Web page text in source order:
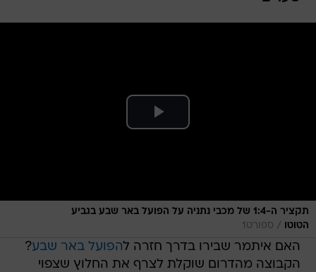
תקציר ה-1:4 של מכבי נתניה על הפועל באר שבע בגביע
הטוטו
/ ספורט1
האם איתמר שבירו בדרך חזרה להפועל באר שבע?
הקבוצה מהדרום שוקלת לצרף את החלוץ שצפוי